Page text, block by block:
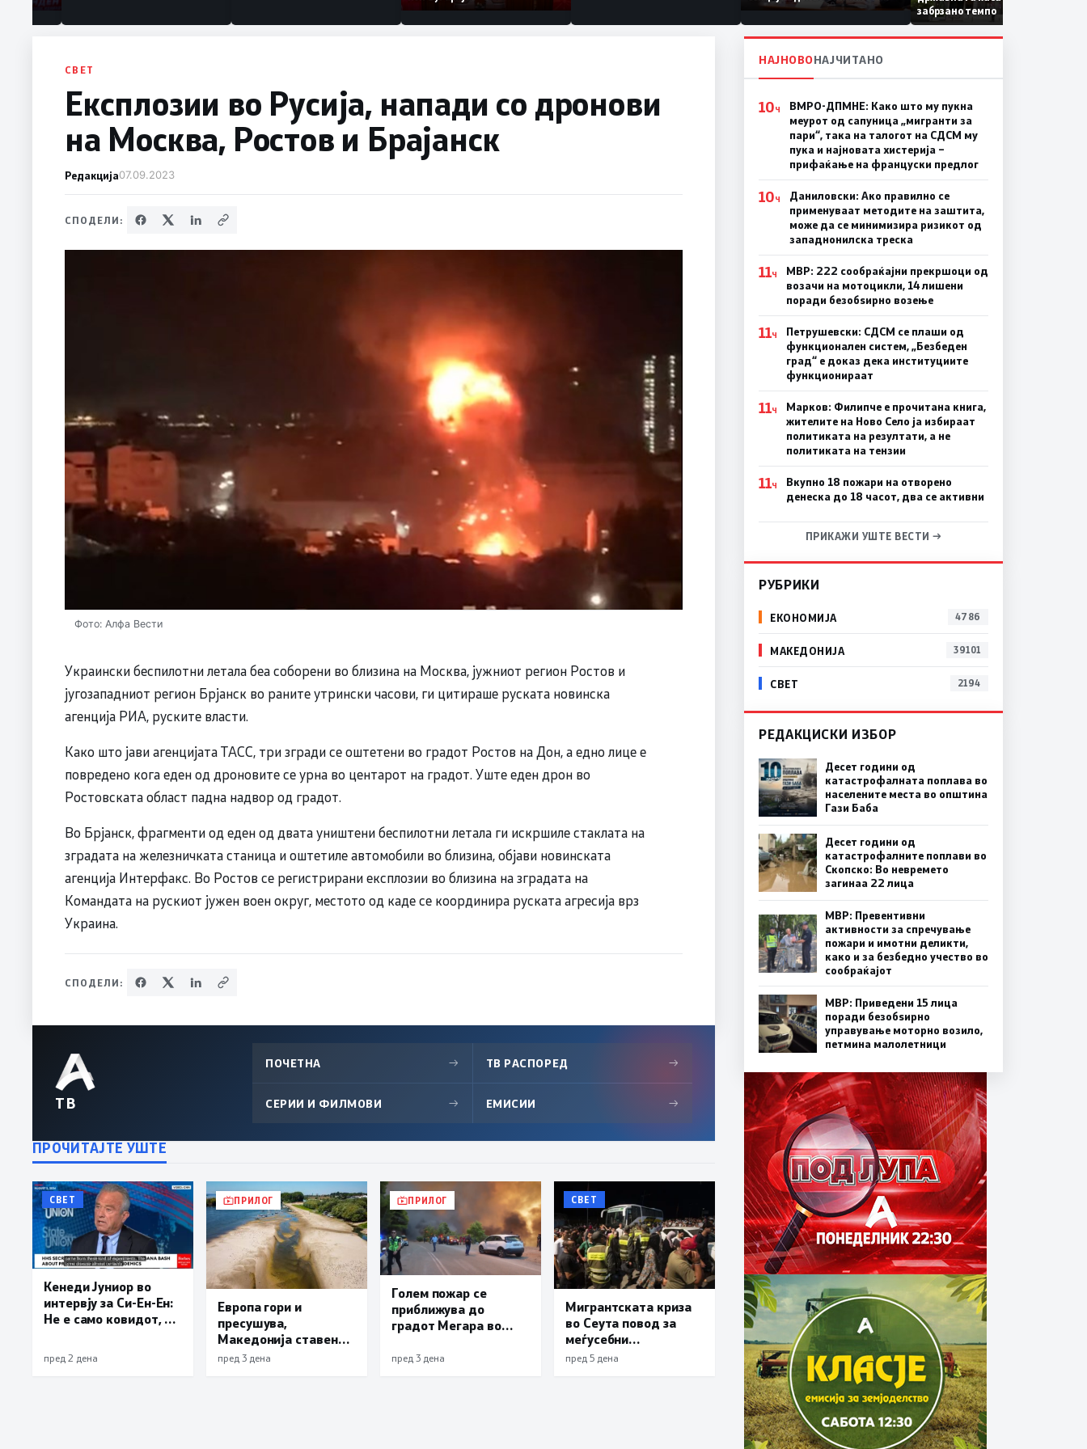
Коридор 8, Македонија
станува раскрсница на
Балканот
забрзано темпо
СВЕТ
Експлозии во Русија, напади со дронови
на Москва, Ростов и Брајанск
Редакција07.09.2023
СПОДЕЛИ:
Фото: Алфа Вести
Украински беспилотни летала беа соборени во близина на Москва, јужниот регион Ростов и
југозападниот регион Брјанск во раните утрински часови, ги цитираше руската новинска
агенција РИА, руските власти.
Како што јави агенцијата ТАСС, три згради се оштетени во градот Ростов на Дон, а едно лице е
повредено кога еден од дроновите се урна во центарот на градот. Уште еден дрон во
Ростовската област падна надвор од градот.
Во Брјанск, фрагменти од еден од двата уништени беспилотни летала ги искршиле стаклата на
зградата на железничката станица и оштетиле автомобили во близина, објави новинската
агенција Интерфакс. Во Ростов се регистрирани експлозии во близина на зградата на
Командата на рускиот јужен воен округ, местото од каде се координира руската агресија врз
Украина.
СПОДЕЛИ:
ТВ
ПОЧЕТНА → ТВ РАСПОРЕД →
СЕРИИ И ФИЛМОВИ → ЕМИСИИ →
ПРОЧИТАЈТЕ УШТЕ
СВЕТ
Кенеди Јуниор во
интервју за Си-Ен-Ен:
Не е само ковидот, и
респираторниот
синцицијален вирус
пред 2 дена
ПРИЛОГ
Европа гори и
пресушува,
Македонија ставена
во обрач: Унгарија и
пред 3 дена
ПРИЛОГ
Голем пожар се
приближува до
градот Мегара во
засега има пет
пред 3 дена
СВЕТ
Мигрантската криза
во Сеута повод за
меѓусебни
обвинувања помеѓу
пред 5 дена
НАЈНОВОНАЈЧИТАНО
10Ч
ВМРО-ДПМНЕ: Како што му пукна
меурот од сапуница „мигранти за
пари“, така на талогот на СДСМ му
пука и најновата хистерија –
прифаќање на француски предлог
10Ч
Даниловски: Ако правилно се
применуваат методите на заштита,
може да се минимизира ризикот од
западнонилска треска
11Ч
МВР: 222 сообраќајни прекршоци од
возачи на мотоцикли, 14 лишени
поради безобѕирно возење
11Ч
Петрушевски: СДСМ се плаши од
функционален систем, „Безбеден
град“ е доказ дека институциите
функционираат
11Ч
Марков: Филипче е прочитана книга,
жителите на Ново Село ја избираат
политиката на резултати, а не
политиката на тензии
11Ч
Вкупно 18 пожари на отворено
денеска до 18 часот, два се активни
ПРИКАЖИ УШТЕ ВЕСТИ →
РУБРИКИ
ЕКОНОМИЈА 4786
МАКЕДОНИЈА 39101
СВЕТ 2194
РЕДАКЦИСКИ ИЗБОР
Десет години од
катастрофалната поплава во
населените места во општина
Гази Баба
Десет години од
катастрофалните поплави во
Скопско: Во невремето
загинаа 22 лица
МВР: Превентивни
активности за спречување
пожари и имотни деликти,
како и за безбедно учество во
сообраќајот
МВР: Приведени 15 лица
поради безобѕирно
управување моторно возило,
петмина малолетници